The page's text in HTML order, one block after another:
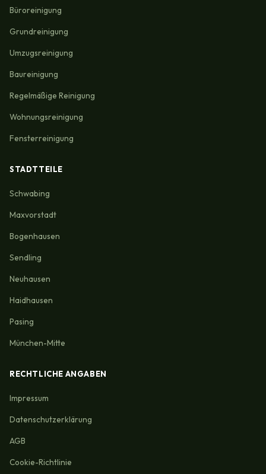
Büroreinigung
Grundreinigung
Umzugsreinigung
Baureinigung
Regelmäßige Reinigung
Wohnungsreinigung
Fensterreinigung
STADTTEILE
Schwabing
Maxvorstadt
Bogenhausen
Sendling
Neuhausen
Haidhausen
Pasing
München-Mitte
RECHTLICHE ANGABEN
Impressum
Datenschutzerklärung
AGB
Cookie-Richtlinie